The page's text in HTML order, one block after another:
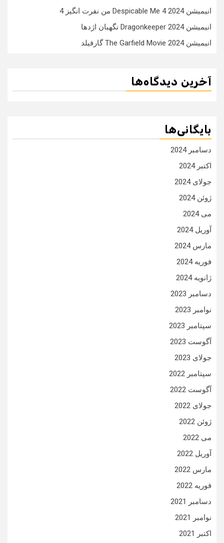
انیمیشن Despicable Me 4 2024 من نفرت انگیز 4
انیمیشن Dragonkeeper 2024 نگهبان اژدها
انیمیشن The Garfield Movie 2024 گارفیلد
آخرین دیدگاه‌ها
بایگانی‌ها
دسامبر 2024
اکتبر 2024
جولای 2024
ژوئن 2024
می 2024
آوریل 2024
مارس 2024
فوریه 2024
ژانویه 2024
دسامبر 2023
نوامبر 2023
سپتامبر 2023
آگوست 2023
جولای 2023
سپتامبر 2022
آگوست 2022
جولای 2022
ژوئن 2022
می 2022
آوریل 2022
مارس 2022
فوریه 2022
دسامبر 2021
نوامبر 2021
اکتبر 2021